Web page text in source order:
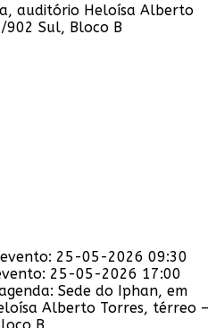
auditório Heloísa Alberto
902 Sul, Bloco B
25-05-2026 09:30
25-05-2026 17:00
Sede do Iphan, em
Alberto Torres, térreo –